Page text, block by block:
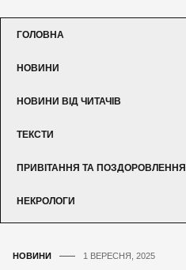
ГОЛОВНА
НОВИНИ
НОВИНИ ВІД ЧИТАЧІВ
ТЕКСТИ
ПРИВІТАННЯ ТА ПОЗДОРОВЛЕННЯ
НЕКРОЛОГИ
НОВИНИ 1 ВЕРЕСНЯ, 2025